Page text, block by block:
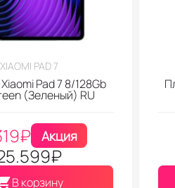
XIAOMI PAD 7
Pad 7 8/128Gb
(Зеленый) RU
₽ Акция
₽
В корзину